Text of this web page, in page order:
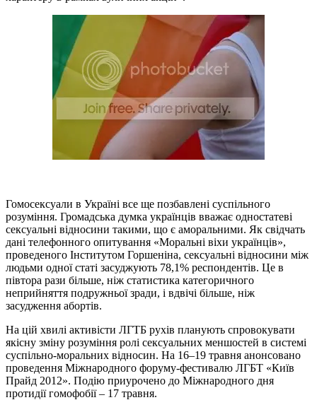
Гомосексуали в Україні все ще позбавлені суспільного
розуміння. Громадська думка українців вважає одностатеві
сексуальні відносини такими, що є аморальними. Як свідчать
дані телефонного опитування «Моральні віхи українців»,
проведеного Інститутом Горшеніна, сексуальні відносини між
людьми одної статі засуджують 78,1% респондентів. Це в
півтора рази більше, ніж статистика категоричного
неприйняття подружньої зради, і вдвічі більше, ніж
засудження абортів.
На цій хвилі активісти ЛГТБ рухів планують спровокувати
якісну зміну розуміння ролі сексуальних меншостей в системі
суспільно-моральних відносин. На 16–19 травня анонсовано
проведення Міжнародного форуму-фестивалю ЛГБТ «Київ
Прайд 2012». Подію приурочено до Міжнародного дня
протидії гомофобії – 17 травня.